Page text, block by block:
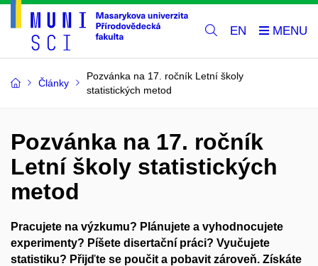
EN
Články
Pozvánka na 17. ročník Letní školy
statistických metod
Pozvánka na 17. ročník
Letní školy statistických
metod
Pracujete na výzkumu? Plánujete a vyhodnocujete
experimenty? Píšete disertační práci? Vyučujete
statistiku? Přijďte se poučit a pobavit zároveň. Získáte